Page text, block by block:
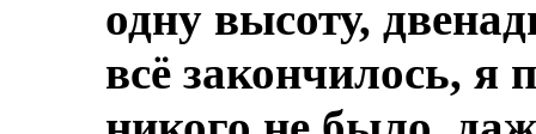
одну высоту,
всё закончилось, я